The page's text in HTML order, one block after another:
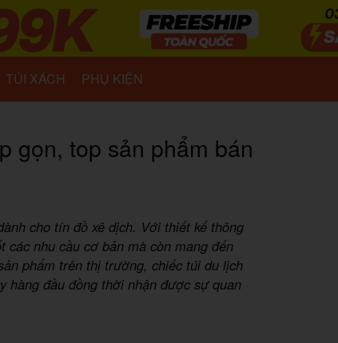
TÚI XÁCH PHỤ KIỆN
gọn, top sản phẩm bán
cho tín đồ xê dịch. Với thiết kế thông
nhu cầu cơ bản mà còn mang đến
phẩm trên thị trường, chiếc túi du lịch
hàng đầu đồng thời nhận được sự quan